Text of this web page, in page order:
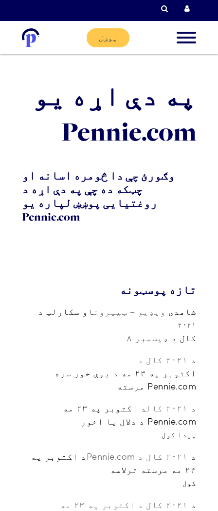
لټون
پوښل
په دې اړه یو
Pennie.com
وګورئ چې دا څومره اسانه او
چټکه ده چې په دې اړه د
روغتیایی پوښښ لپاره یو
Pennie.com
تازه پوسټونه
شاهدی ویډیو – ټییروناو سکارلټ د
۲۰۲۱
کال د ډیسمبر ۸
د ۲۰۲۱ کال د
اکتوبر په ۲۳ مه د یوې خور سره
Pennie.com مرسته
د ۲۰۲۱ کال
د اکتوبر په ۲۳ مه
Pennie.com د دلال یا اخور
پیدا کول
د ۲۰۲۱ کال د Pennie.com
د اکتوبر په
۲۳ مه مرسته ترلاسه
کول
د
۲۰۲۱ کال د اکتوبر په ۲۳ مه